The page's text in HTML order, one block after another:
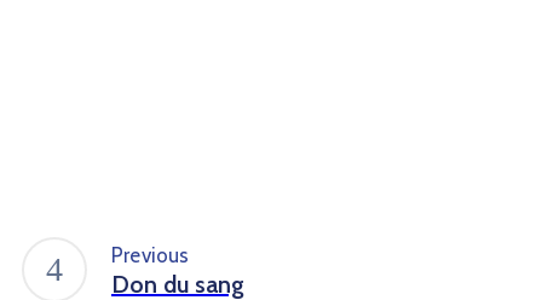
Previous
Don du sang